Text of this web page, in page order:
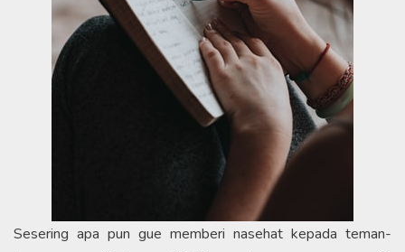
Sesering apa pun gue memberi nasehat kepada teman-